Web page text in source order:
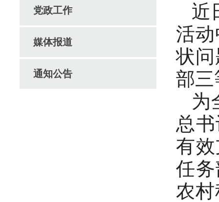
党政工作
媒体报道
通知公告
近
活
状
部三
为
总
有
任
农